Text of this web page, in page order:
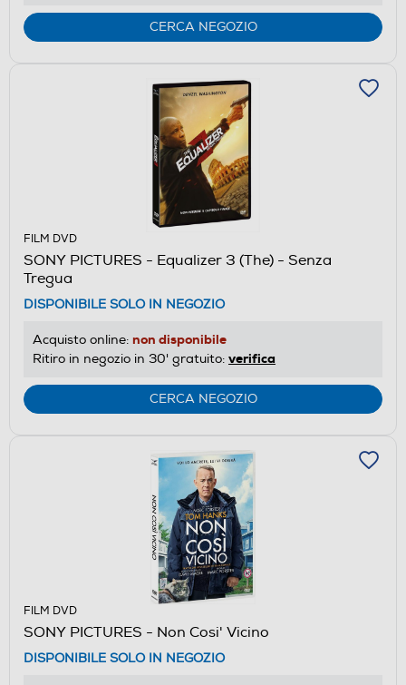
CERCA NEGOZIO
FILM DVD
SONY PICTURES - Equalizer 3 (The) - Senza
Tregua
DISPONIBILE SOLO IN NEGOZIO
Acquisto online: non disponibile
Ritiro in negozio in 30' gratuito: verifica
CERCA NEGOZIO
FILM DVD
SONY PICTURES - Non Cosi' Vicino
DISPONIBILE SOLO IN NEGOZIO